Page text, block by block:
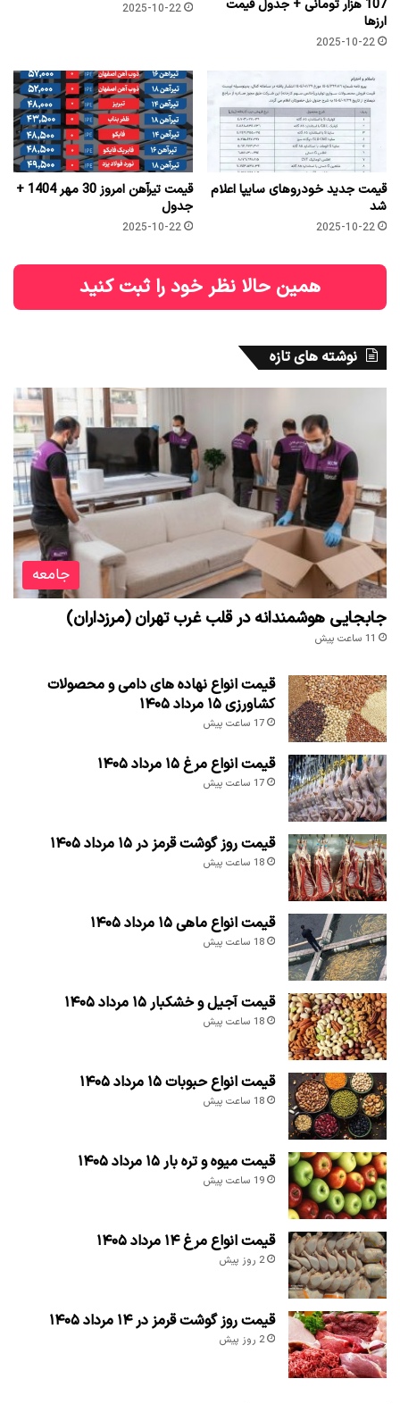
107 هزار تومانی + جدول قیمت
ارزها
2025-10-22
2025-10-22
قیمت جدید خودروهای سایپا اعلام
شد
2025-10-22
قیمت تیرآهن امروز 30 مهر 1404 +
جدول
2025-10-22
همین حالا نظر خود را ثبت کنید
نوشته های تازه
جامعه
جابجایی هوشمندانه در قلب غرب تهران (مرزداران)
11 ساعت پیش
قیمت انواع نهاده های دامی و محصولات
کشاورزی ۱۵ مرداد ۱۴۰۵
17 ساعت پیش
قیمت انواع مرغ ۱۵ مرداد ۱۴۰۵
17 ساعت پیش
قیمت روز گوشت قرمز در ۱۵ مرداد ۱۴۰۵
18 ساعت پیش
قیمت انواع ماهی ۱۵ مرداد ۱۴۰۵
18 ساعت پیش
قیمت آجیل و خشکبار ۱۵ مرداد ۱۴۰۵
18 ساعت پیش
قیمت انواع حبوبات ۱۵ مرداد ۱۴۰۵
18 ساعت پیش
قیمت میوه و تره بار ۱۵ مرداد ۱۴۰۵
19 ساعت پیش
قیمت انواع مرغ ۱۴ مرداد ۱۴۰۵
2 روز پیش
قیمت روز گوشت قرمز در ۱۴ مرداد ۱۴۰۵
2 روز پیش